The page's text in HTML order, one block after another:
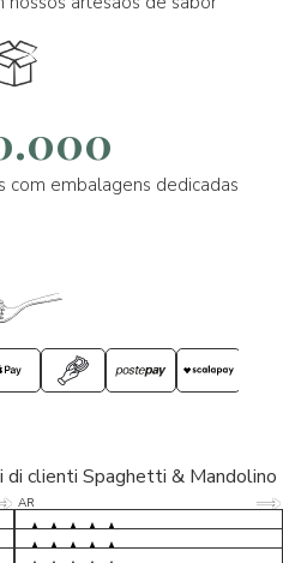
com embalagens dedicadas
clienti Spaghetti & Mandolino
AR 5/5
D* 5/5
S* 5/5